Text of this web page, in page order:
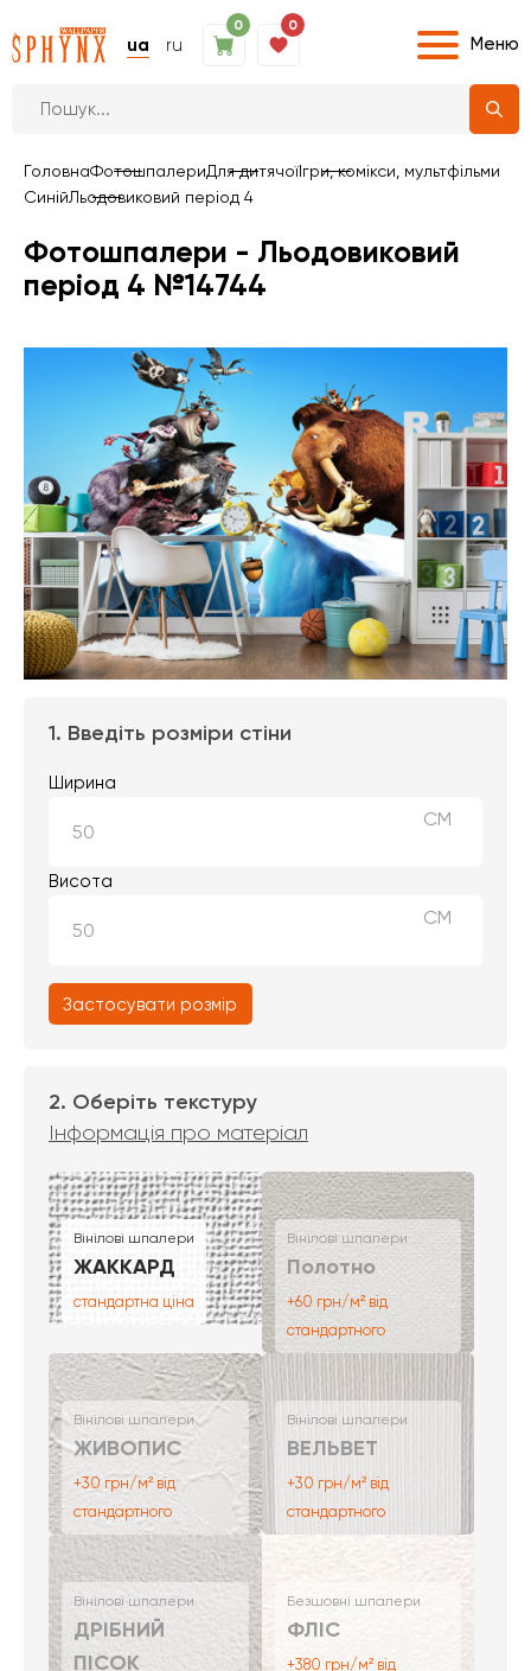
ua ru
0 0
Меню
ГоловнаФотошпалериДля дитячоїІгри, комікси, мультфільми
СинійЛьодовиковий період 4
Фотошпалери - Льодовиковий
період 4 №14744
1. Введіть розміри стіни
Ширина
СМ
Висота
СМ
Застосувати розмір
2. Оберіть текстуру
Інформація про матеріал
Вінілові шпалери
ЖАККАРД
стандартна ціна
Вінілові шпалери
Полотно
+60 грн/м² від
стандартного
Вінілові шпалери
ЖИВОПИС
+30 грн/м² від
стандартного
Вінілові шпалери
ВЕЛЬВЕТ
+30 грн/м² від
стандартного
Вінілові шпалери
ДРІБНИЙ
ПІСОК
Безшовні шпалери
ФЛІС
+380 грн/м² від